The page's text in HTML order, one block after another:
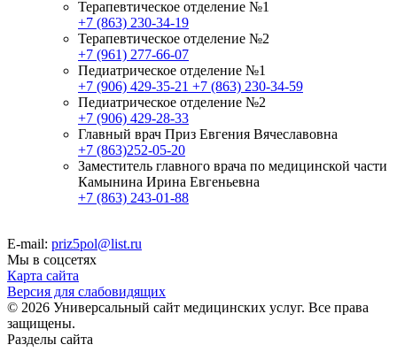
Терапевтическое отделение №1
+7 (863) 230-34-19
Терапевтическое отделение №2
+7 (961) 277-66-07
Педиатрическое отделение №1
+7 (906) 429-35-21 +7 (863) 230-34-59
Педиатрическое отделение №2
+7 (906) 429-28-33
Главный врач Приз Евгения Вячеславовна
+7 (863)252-05-20
Заместитель главного врача по медицинской части
Камынина Ирина Евгеньевна
+7 (863) 243-01-88
E-mail: priz5pol@list.ru
Мы в соцсетях
Карта сайта
Версия для слабовидящих
© 2026 Универсальный сайт медицинских услуг. Все права
защищены.
Разделы сайта